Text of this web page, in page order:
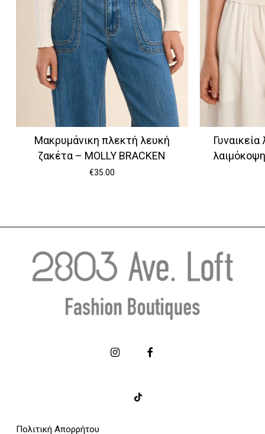
Μακρυμάνικη πλεκτή λευκή
ζακέτα – MOLLY BRACKEN
€35.00
Πολιτική Απορρήτου